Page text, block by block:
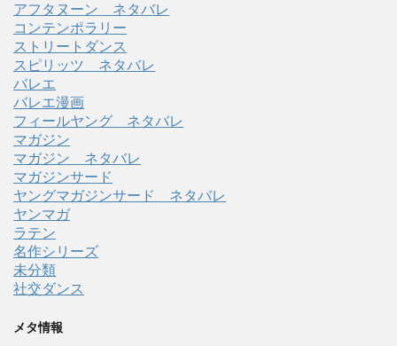
アフタヌーン ネタバレ
コンテンポラリー
ストリートダンス
スピリッツ ネタバレ
バレエ
バレエ漫画
フィールヤング ネタバレ
マガジン
マガジン ネタバレ
マガジンサード
ヤングマガジンサード ネタバレ
ヤンマガ
ラテン
名作シリーズ
未分類
社交ダンス
メタ情報